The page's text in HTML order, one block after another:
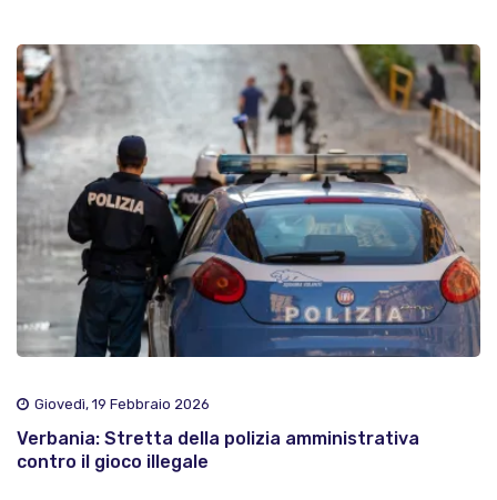
Giovedì, 19 Febbraio 2026
Verbania: Stretta della polizia amministrativa
contro il gioco illegale